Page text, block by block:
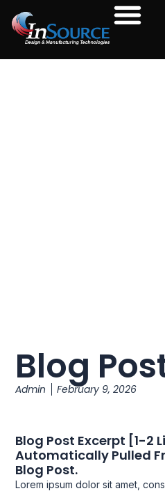
Blog
Admin February 9, 2026
Blog Post Excerpt [1-2
Automatically Pulled
Blog Post.
Lorem ipsum dolor sit amet,